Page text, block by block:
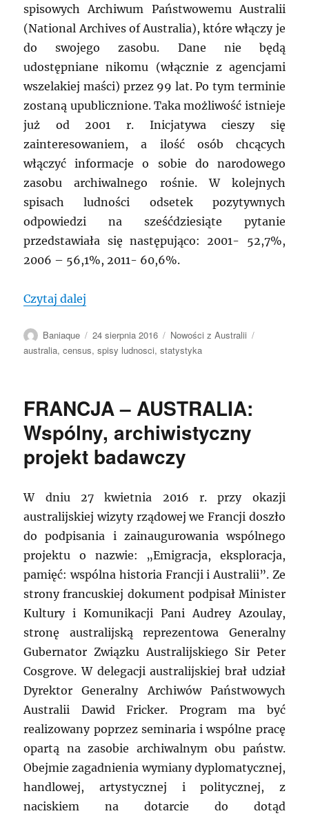
spisowych Archiwum Państwowemu Australii
(National Archives of Australia), które włączy je
do swojego zasobu. Dane nie będą
udostępniane nikomu (włącznie z agencjami
wszelakiej maści) przez 99 lat. Po tym terminie
zostaną upublicznione. Taka możliwość istnieje
już od 2001 r. Inicjatywa cieszy się
zainteresowaniem, a ilość osób chcących
włączyć informacje o sobie do narodowego
zasobu archiwalnego rośnie. W kolejnych
spisach ludności odsetek pozytywnych
odpowiedzi na sześćdziesiąte pytanie
przedstawiała się następująco: 2001- 52,7%,
2006 – 56,1%, 2011- 60,6%.
Czytaj dalej
Autor
Baniaque
Data
publikacji
24 sierpnia 2016 Kategorie
Nowości z Australii
australia,census,spisy ludnosci,statystyka
FRANCJA – AUSTRALIA:
Wspólny, archiwistyczny
projekt badawczy
W dniu 27 kwietnia 2016 r. przy okazji
australijskiej wizyty rządowej we Francji doszło
do podpisania i zainaugurowania wspólnego
projektu o nazwie: „Emigracja, eksploracja,
pamięć: wspólna historia Francji i Australii”. Ze
strony francuskiej dokument podpisał Minister
Kultury i Komunikacji Pani Audrey Azoulay,
stronę australijską reprezentowa Generalny
Gubernator Związku Australijskiego Sir Peter
Cosgrove. W delegacji australijskiej brał udział
Dyrektor Generalny Archiwów Państwowych
Australii Dawid Fricker. Program ma być
realizowany poprzez seminaria i wspólne pracę
opartą na zasobie archiwalnym obu państw.
Obejmie zagadnienia wymiany dyplomatycznej,
handlowej, artystycznej i politycznej, z
naciskiem na dotarcie do dotąd